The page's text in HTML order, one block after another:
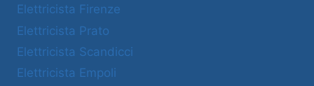
Elettricista Firenze
Elettricista Prato
Elettricista Scandicci
Elettricista Empoli